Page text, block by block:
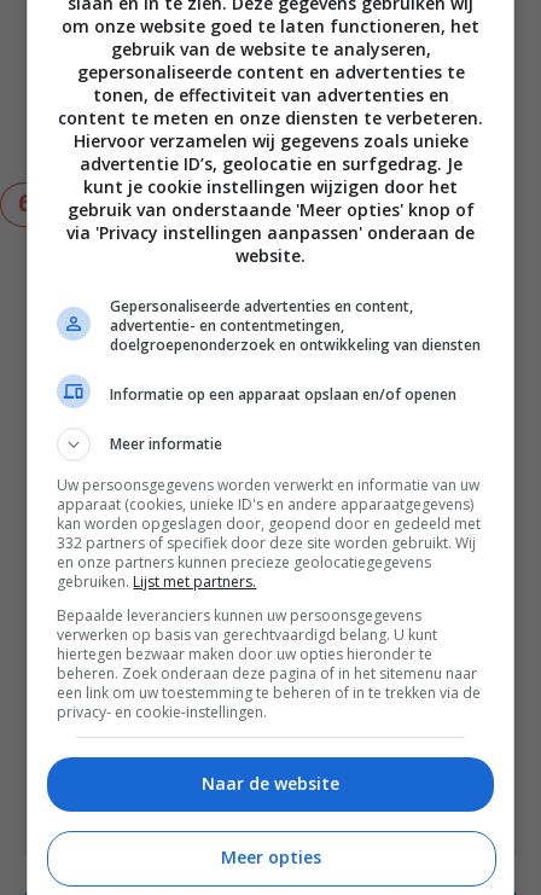
gemengde groenten in de vorm en verdeel
gelijkmatig. Verdeel als laatste de 1/3
overgebleven paddenstoelen met prei erover
samen met de 75 gr geraspte belegen kaas.
Schenk het eiermengsel erover en bekleed de
randen met het overlappende deeg.
Bak de taart 40 – 45 minuten in de
voorverwarmde oven tot de randjes mooi
krokant en goudbruin zijn en het midden van de
afkoelen tot lauw. Garneer met een snufje
zwarte peper en de overgebleven platte
peterselie en snijd daarna in punten.
Met dit recept maak je een hartige taart
van 12 punten.
Eet de hartige taart in combinatie met
een kom soep of een salade als
avondmaaltijd.
Maar ook als lunch of hapje bij de
borrel is deze hartige taart zalig.
Je kunt hiervoor iedere soort
paddenstoel gebruiken, ook
kastanjechampignons bijvoorbeeld.
Overgebleven punten kun je per stuk
invriezen.
Bereiding: 25 minuten
Oven: 45 minuten
om onze website goed te laten functioneren, het
gebruik van de website te analyseren,
gepersonaliseerde content en advertenties te
tonen, de effectiviteit van advertenties en
content te meten en onze diensten te verbeteren.
Hiervoor verzamelen wij gegevens zoals unieke
advertentie ID’s, geolocatie en surfgedrag. Je
kunt je cookie instellingen wijzigen door het
gebruik van onderstaande 'Meer opties' knop of
via 'Privacy instellingen aanpassen' onderaan de
website.
Gepersonaliseerde advertenties en content,
advertentie- en contentmetingen,
doelgroepenonderzoek en ontwikkeling van diensten
Informatie op een apparaat opslaan en/of openen
Meer informatie
Uw persoonsgegevens worden verwerkt en informatie van uw
apparaat (cookies, unieke ID's en andere apparaatgegevens)
kan worden opgeslagen door, geopend door en gedeeld met
332 partners of specifiek door deze site worden gebruikt. Wij
en onze partners kunnen precieze geolocatiegegevens
gebruiken. Lijst met partners.
Bepaalde leveranciers kunnen uw persoonsgegevens
verwerken op basis van gerechtvaardigd belang. U kunt
hiertegen bezwaar maken door uw opties hieronder te
beheren. Zoek onderaan deze pagina of in het sitemenu naar
een link om uw toestemming te beheren of in te trekken via de
privacy- en cookie-instellingen.
Naar de website
Meer opties